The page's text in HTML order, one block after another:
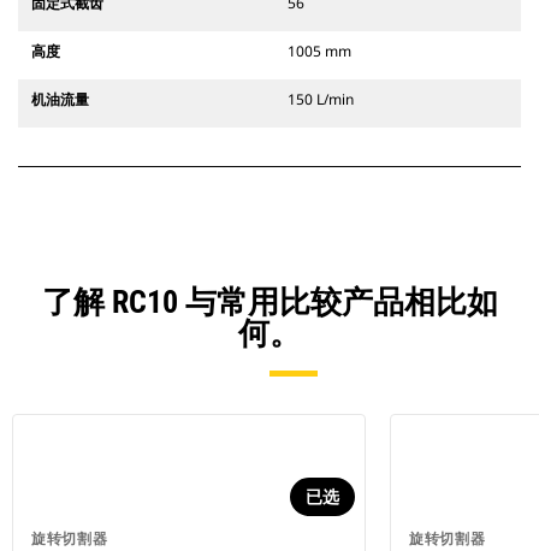
高度 1005 mm
机油流量 150 L/min
了解 RC10 与常用比较产品相比如
何。
旋转切割器
已选
旋转切割器